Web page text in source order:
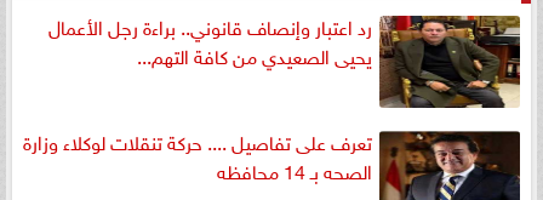
رد اعتبار وإنصاف قانوني.. براءة رجل الأعمال
يحيى الصعيدي من كافة التهم...
تعرف على تفاصيل .... حركة تنقلات لوكلاء وزارة
الصحه بـ 14 محافظه